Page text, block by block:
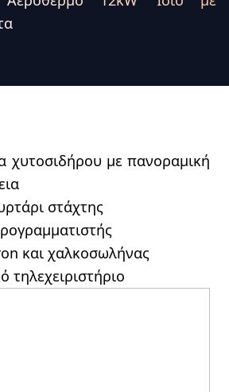
χυτοσιδήρου με πανοραμική
στάχτης
και χαλκοσωλήνας
τηλεχειριστήριο